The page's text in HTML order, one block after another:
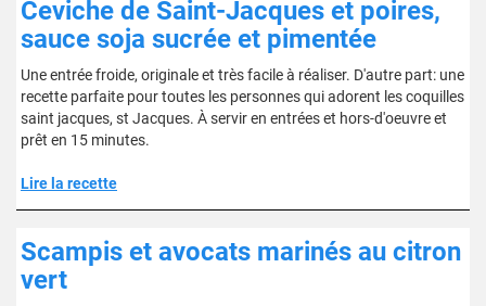
Ceviche de Saint-Jacques et poires,
sauce soja sucrée et pimentée
Une entrée froide, originale et très facile à réaliser. D'autre part: une
recette parfaite pour toutes les personnes qui adorent les coquilles
saint jacques, st Jacques. À servir en entrées et hors-d'oeuvre et
prêt en 15 minutes.
Lire la recette
Scampis et avocats marinés au citron
vert